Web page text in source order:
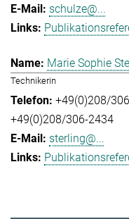
schulze@...
Marie Sophie
Technikerin
+49(0)208/
+49(0)208/306-2434
sterling@...